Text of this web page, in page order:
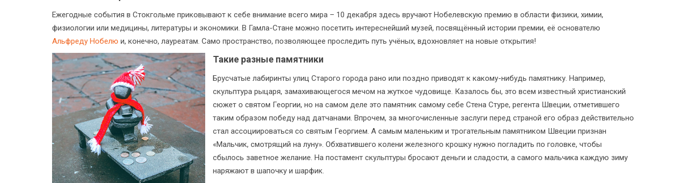
Ежегодные события в Стокгольме приковывают к себе внимание всего мира – 10 декабря здесь вручают Нобелевскую премию в области физики, химии,
физиологии или медицины, литературы и экономики. В Гамла-Стане можно посетить интереснейший музей, посвящённый истории премии, её основателю
Альфреду Нобелю и, конечно, лауреатам. Само пространство, позволяющее проследить путь учёных, вдохновляет на новые открытия!
Такие разные памятники
Брусчатые лабиринты улиц Старого города рано или поздно приводят к какому-нибудь памятнику. Например,
скульптура рыцаря, замахивающегося мечом на жуткое чудовище. Казалось бы, это всем известный христианский
сюжет о святом Георгии, но на самом деле это памятник самому себе Стена Стуре, регента Швеции, отметившего
таким образом победу над датчанами. Впрочем, за многочисленные заслуги перед страной его образ действительно
стал ассоциироваться со святым Георгием. А самым маленьким и трогательным памятником Швеции признан
«Мальчик, смотрящий на луну». Обхватившего колени железного крошку нужно погладить по головке, чтобы
сбылось заветное желание. На постамент скульптуры бросают деньги и сладости, а самого мальчика каждую зиму
наряжают в шапочку и шарфик.